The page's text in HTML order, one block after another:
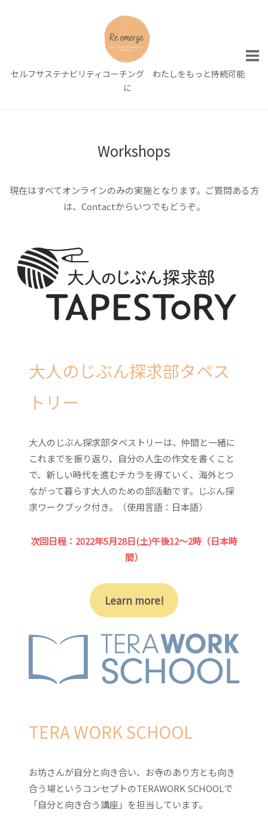
セルフサステナビリティコーチング わたしをもっと持続可能
に
Workshops
現在はすべてオンラインのみの実施となります。ご質問ある方
は、Contactからいつでもどうぞ。
大人のじぶん探求部タペス
トリー
大人のじぶん探求部タペストリーは、仲間と一緒に
これまでを振り返り、自分の人生の作文を書くこと
で、新しい時代を進むチカラを得ていく、海外とつ
ながって暮らす大人のための部活動です。じぶん探
求ワークブック付き。（使用言語：日本語）
次回日程：2022年5月28日(土)午後12～2時（日本時
間）
Learn more!
TERA WORK SCHOOL
お坊さんが自分と向き合い、お寺のあり方とも向き
合う場というコンセプトのTERAWORK SCHOOLで
「自分と向き合う講座」を担当しています。